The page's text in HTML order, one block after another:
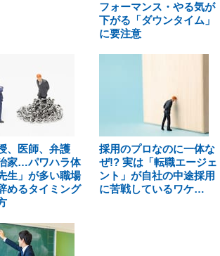
フォーマンス・やる気が
下がる「ダウンタイム」
に要注意
、医師、弁護
家…パワハラ体
生」が多い職場
めるタイミング
採用のプロなのに一体な
ぜ!? 実は「転職エージェ
ント」が自社の中途採用
に苦戦しているワケ…